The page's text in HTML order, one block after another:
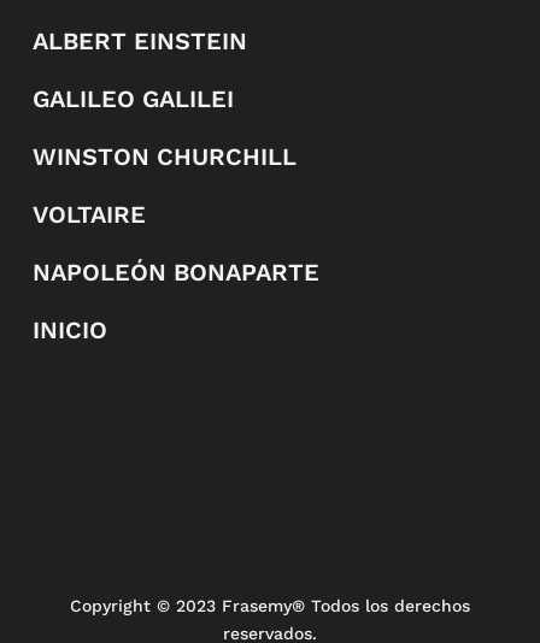
ALBERT EINSTEIN
GALILEO GALILEI
WINSTON CHURCHILL
VOLTAIRE
NAPOLEÓN BONAPARTE
INICIO
Copyright © 2023 Frasemy® Todos los derechos
reservados.